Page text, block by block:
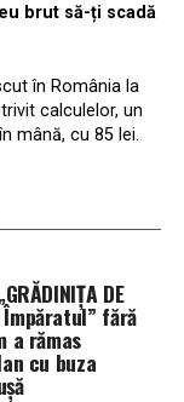
brut să-ți scadă
în România la
calculelor, un
mână, cu 85 lei.
DE
Împăratul” fără
a rămas
cu buza